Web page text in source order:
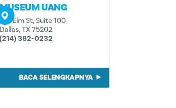
UANG
501 Elm St, Suite 100
Dallas, TX 75202
(214) 382-0232
BACA SELENGKAPNYA